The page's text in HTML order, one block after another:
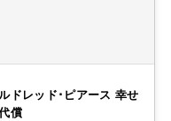
ドレッド･ピアース 幸せ
償